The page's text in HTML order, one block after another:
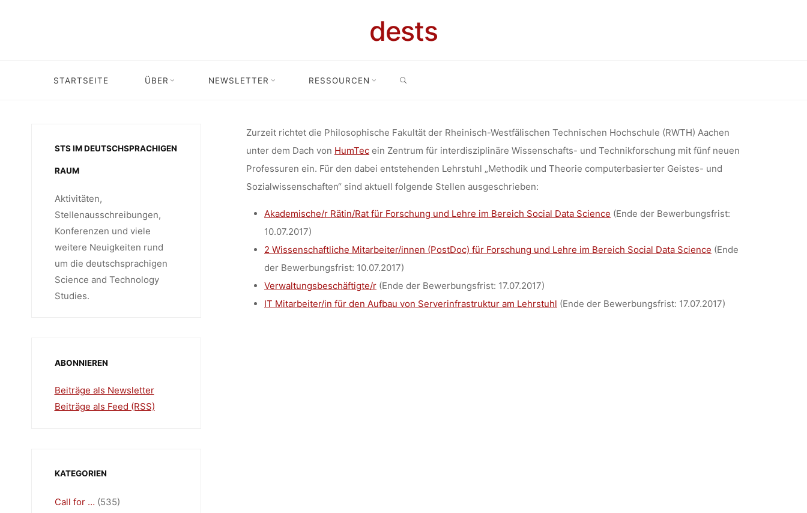
dests
STARTSEITE ÜBER NEWSLETTER RESSOURCEN
NEU EINGERICHTETEN
LEHRSTUHL „METHODIK UND
THEORIE COMPUTERBASIERTER
GEISTES- UND
SOZIALWISSENSCHAFTEN“
(HUMTEC, RWTH AACHEN)
Stellenangebot Stellenangebote: Verschiedene Stellen für neu eingerichteten Lehrstuhl „Methodik und Theorie computerbasierter Geistes- und Sozialwissenschaften“ (HumTec, RWTH Aachen)
Zurzeit richtet die Philosophische Fakultät der Rheinisch-Westfälischen Technischen Hochschule (RWTH) Aachen
unter dem Dach von HumTecein Zentrum für interdisziplinäre Wissenschafts- und Technikforschung mit fünf neuen
Professuren ein. Für den dabei entstehenden Lehrstuhl „Methodik und Theorie computerbasierter Geistes- und
Sozialwissenschaften“ sind aktuell folgende Stellen ausgeschrieben:
Akademische/r Rätin/Rat für Forschung und Lehre im Bereich Social Data Science (Ende der Bewerbungsfrist:
10.07.2017)
2 Wissenschaftliche Mitarbeiter/innen (PostDoc) für Forschung und Lehre im Bereich Social Data Science (Ende
der Bewerbungsfrist: 10.07.2017)
Verwaltungsbeschäftigte/r(Ende der Bewerbungsfrist: 17.07.2017)
IT Mitarbeiter/in für den Aufbau von Serverinfrastruktur am Lehrstuhl (Ende der Bewerbungsfrist: 17.07.2017)
STS IM DEUTSCHSPRACHIGEN
RAUM
Aktivitäten,
Stellenausschreibungen,
Konferenzen und viele
weitere Neuigkeiten rund
um die deutschsprachigen
Science and Technology
Studies.
ABONNIEREN
Beiträge als Newsletter
Beiträge als Feed (RSS)
KATEGORIEN
Call for … (535)